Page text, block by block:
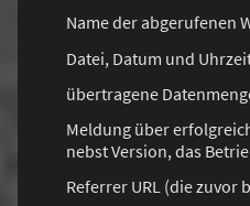
Name der abgerufenen
Datei, Datum und
übertragene
Meldung über
nebst Version, das
Referrer URL (die zuvor